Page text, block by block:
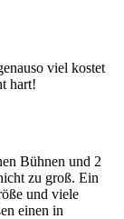
viel kostet
hart!
Bühnen und 2
zu groß. Ein
und viele
einen in